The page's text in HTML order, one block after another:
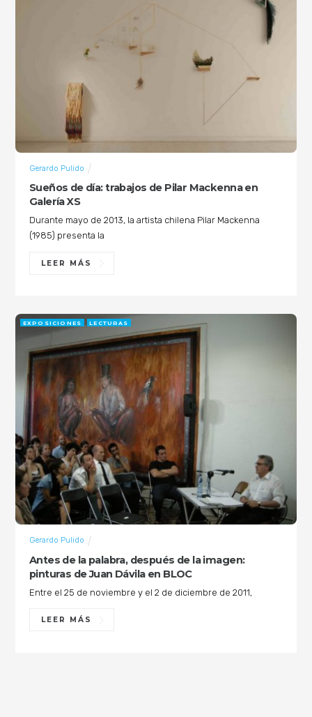
Sueños de día: trabajos de Pilar Mackenna en
Galería XS
Gerardo Pulido
Durante mayo de 2013, la artista chilena Pilar Mackenna
(1985) presenta la
LEER MÁS
Antes de la palabra, después de la imagen:
pinturas de Juan Dávila en BLOC
Gerardo Pulido
EXPOSICIONES LECTURAS
Entre el 25 de noviembre y el 2 de diciembre de 2011,
LEER MÁS